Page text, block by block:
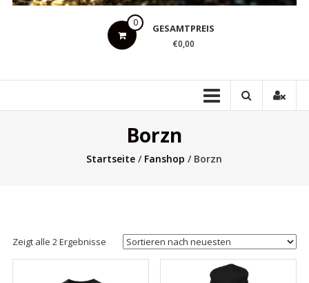
Schwammahandler
0 GESAMTPREIS
€0,00
Borzn
Startseite / Fanshop / Borzn
Zeigt alle 2 Ergebnisse